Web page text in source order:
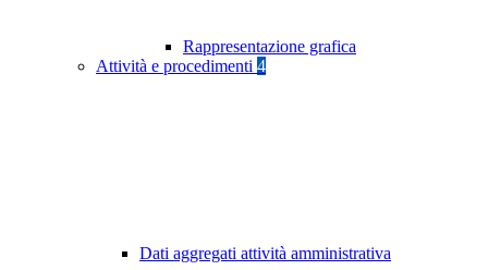
Rappresentazione grafica
Attività e procedimenti 4
Dati aggregati attività amministrativa